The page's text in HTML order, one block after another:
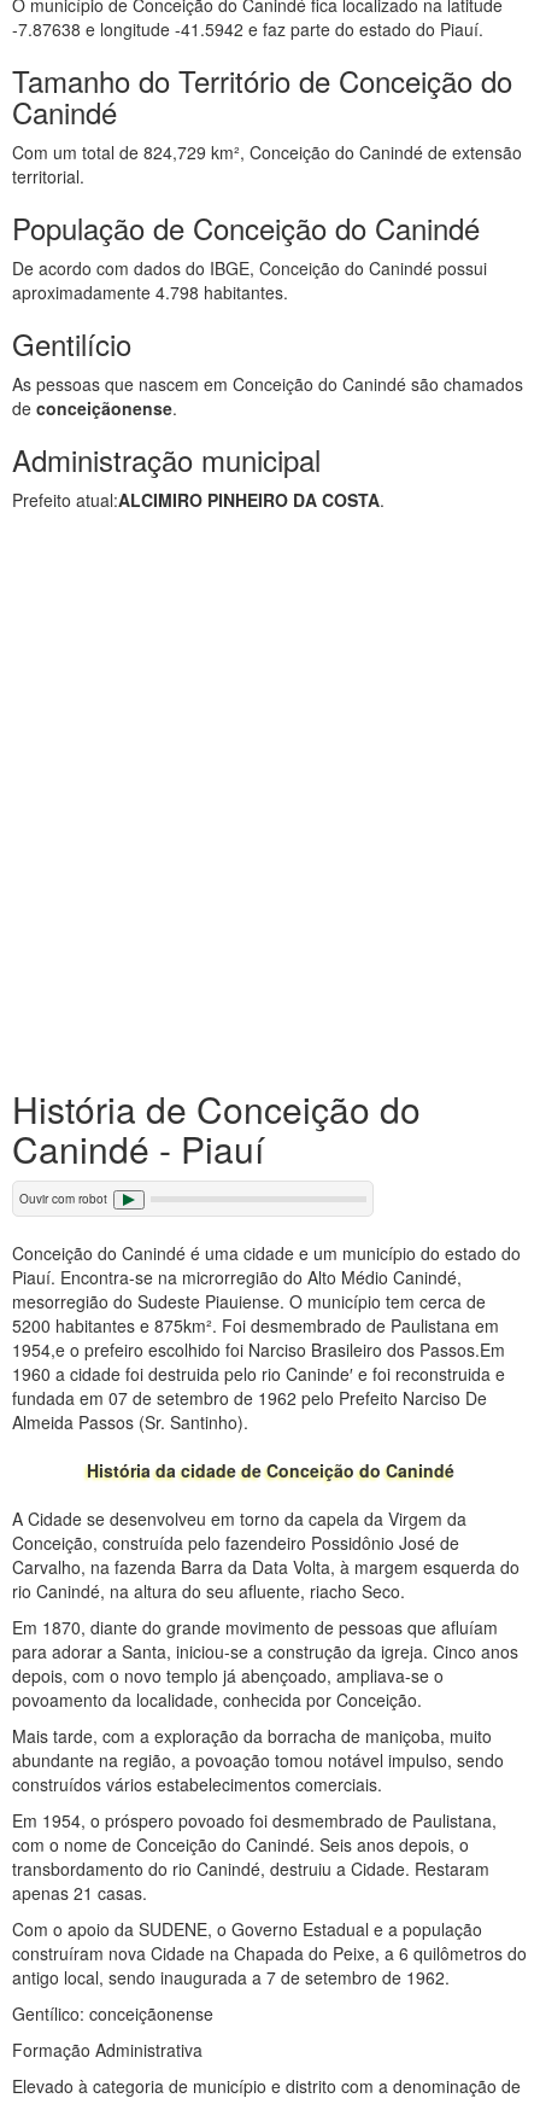
O município de Conceição do Canindé fica localizado na latitude
-7.87638 e longitude -41.5942 e faz parte do estado do Piauí.
Tamanho do Território de Conceição do
Canindé
Com um total de 824,729 km², Conceição do Canindé de extensão
territorial.
População de Conceição do Canindé
De acordo com dados do IBGE, Conceição do Canindé possui
aproximadamente 4.798 habitantes.
Gentilício
As pessoas que nascem em Conceição do Canindé são chamados
de conceiçãonense.
Administração municipal
Prefeito atual:ALCIMIRO PINHEIRO DA COSTA.
História de Conceição do
Canindé - Piauí
Ouvir com robot
Conceição do Canindé é uma cidade e um município do estado do
Piauí. Encontra-se na microrregião do Alto Médio Canindé,
mesorregião do Sudeste Piauiense. O município tem cerca de
5200 habitantes e 875km². Foi desmembrado de Paulistana em
1954,e o prefeiro escolhido foi Narciso Brasileiro dos Passos.Em
1960 a cidade foi destruida pelo rio Caninde′ e foi reconstruida e
fundada em 07 de setembro de 1962 pelo Prefeito Narciso De
Almeida Passos (Sr. Santinho).
História da cidade de Conceição do Canindé
A Cidade se desenvolveu em torno da capela da Virgem da
Conceição, construída pelo fazendeiro Possidônio José de
Carvalho, na fazenda Barra da Data Volta, à margem esquerda do
rio Canindé, na altura do seu afluente, riacho Seco.
Em 1870, diante do grande movimento de pessoas que afluíam
para adorar a Santa, iniciou-se a construção da igreja. Cinco anos
depois, com o novo templo já abençoado, ampliava-se o
povoamento da localidade, conhecida por Conceição.
Mais tarde, com a exploração da borracha de maniçoba, muito
abundante na região, a povoação tomou notável impulso, sendo
construídos vários estabelecimentos comerciais.
Em 1954, o próspero povoado foi desmembrado de Paulistana,
com o nome de Conceição do Canindé. Seis anos depois, o
transbordamento do rio Canindé, destruiu a Cidade. Restaram
apenas 21 casas.
Com o apoio da SUDENE, o Governo Estadual e a população
construíram nova Cidade na Chapada do Peixe, a 6 quilômetros do
antigo local, sendo inaugurada a 7 de setembro de 1962.
Gentílico: conceiçãonense
Formação Administrativa
Elevado à categoria de município e distrito com a denominação de